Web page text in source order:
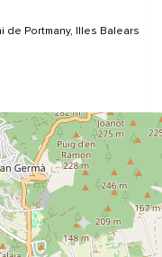
de Portmany, Illes Balears